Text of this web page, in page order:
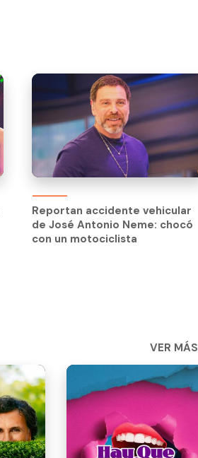
Reportan accidente vehicular
de José Antonio Neme: chocó
con un motociclista
VER MÁS